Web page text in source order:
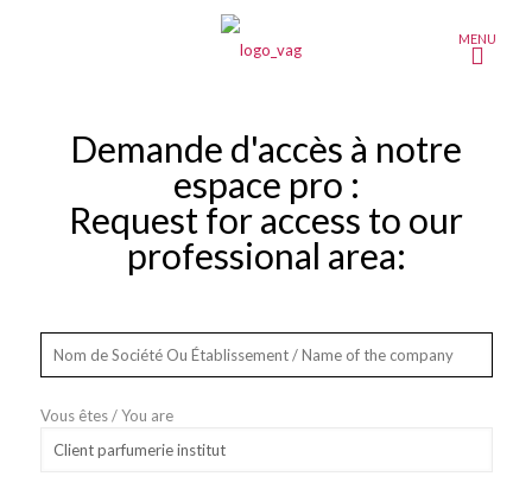
MENU
Demande d'accès à notre
espace pro :
Request for access to our
professional area:
Vous êtes / You are